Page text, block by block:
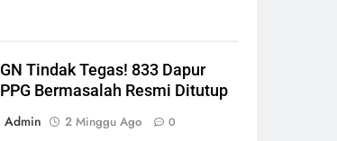
Tindak Tegas! 833 Dapur
Bermasalah Resmi Ditutup
Admin
2 Minggu Ago 0